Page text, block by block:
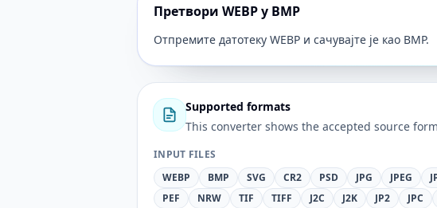
Претвори WEBP у BMP
Отпремите датотеку WEBP и сачувајте је као BMP.
Supported formats
This converter shows the accepted source
INPUT FILES
WEBP
BMP SVG CR2 PSD JPG JPEG
PEF
NRW TIF TIFF J2C J2K JP2 JPC